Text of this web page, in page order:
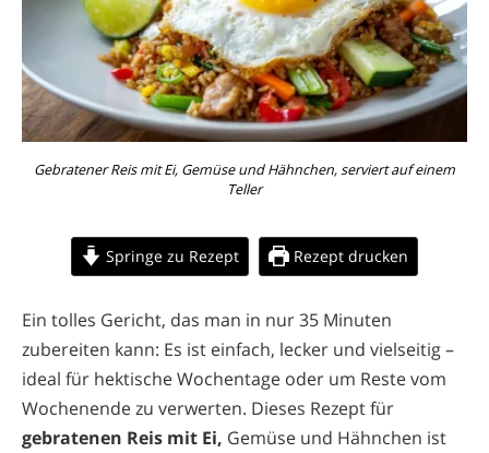
Gebratener Reis mit Ei, Gemüse und Hähnchen, serviert auf einem
Teller
Springe zu Rezept Rezept drucken
Ein tolles Gericht, das man in nur 35 Minuten
zubereiten kann: Es ist einfach, lecker und vielseitig –
ideal für hektische Wochentage oder um Reste vom
Wochenende zu verwerten. Dieses Rezept für
gebratenen Reis mit Ei, Gemüse und Hähnchen ist